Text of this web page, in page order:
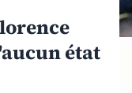
état